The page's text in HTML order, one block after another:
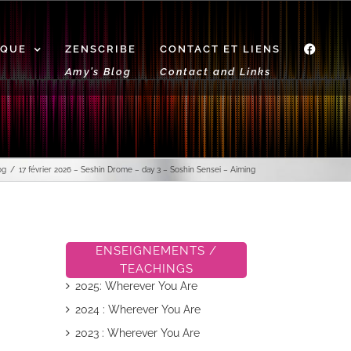
ZENSCRIBE
Amy’s Blog
CONTACT ET LIENS
Contact and Links
17 février 2026 – Seshin Drome – day 3 – Soshin Sensei – Aiming
ENSEIGNEMENTS /
TEACHINGS
2025: Wherever You Are
2024 : Wherever You Are
2023 : Wherever You Are